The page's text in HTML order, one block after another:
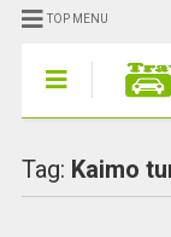
TOP MENU
Tag: Kaimo